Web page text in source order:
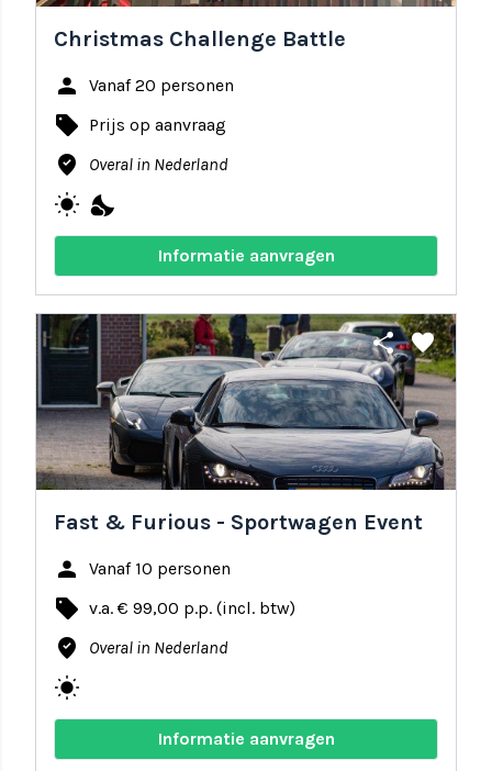
Christmas Challenge Battle
person Vanaf 20 personen
local_offer Prijs op aanvraag
where_to_vote Overal in Nederland
wb_sunny nights_stay
Informatie aanvragen
share favorite
Fast & Furious - Sportwagen Event
person Vanaf 10 personen
local_offer v.a. € 99,00 p.p. (incl. btw)
where_to_vote Overal in Nederland
wb_sunny
Informatie aanvragen